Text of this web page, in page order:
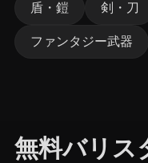
盾・鎧 剣・刀
ファンタジー武器
無料バリス